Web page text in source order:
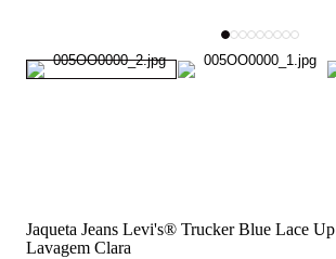
Jaqueta Jeans Levi's® Trucker Blue Lace Up
Lavagem Clara